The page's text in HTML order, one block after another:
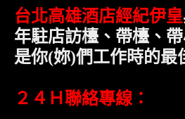
台北高雄酒店經紀伊皇
年駐店訪檯、帶檯、
是你(妳)們工作時的最
２４Ｈ聯絡專線：